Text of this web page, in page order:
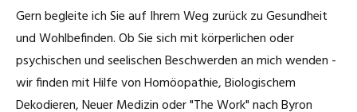
Gern begleite ich Sie auf Ihrem Weg zurück zu Gesundheit
und Wohlbefinden. Ob Sie sich mit körperlichen oder
psychischen und seelischen Beschwerden an mich wenden -
wir finden mit Hilfe von Homöopathie, Biologischem
Dekodieren, Neuer Medizin oder "The Work" nach Byron
Katzenschnupfen
Katerkämpfe
Carbolicum acidum
Kummer durch Kippfensterkatze